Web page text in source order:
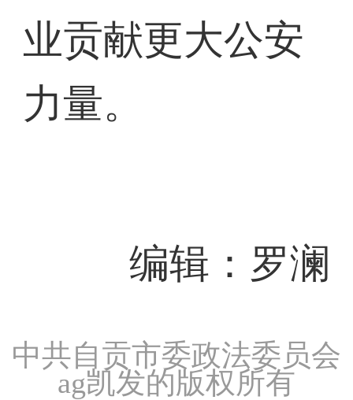
业贡献更大公安
力量。
编辑：罗澜
中共自贡市委政法委员会
ag凯发的版权所有